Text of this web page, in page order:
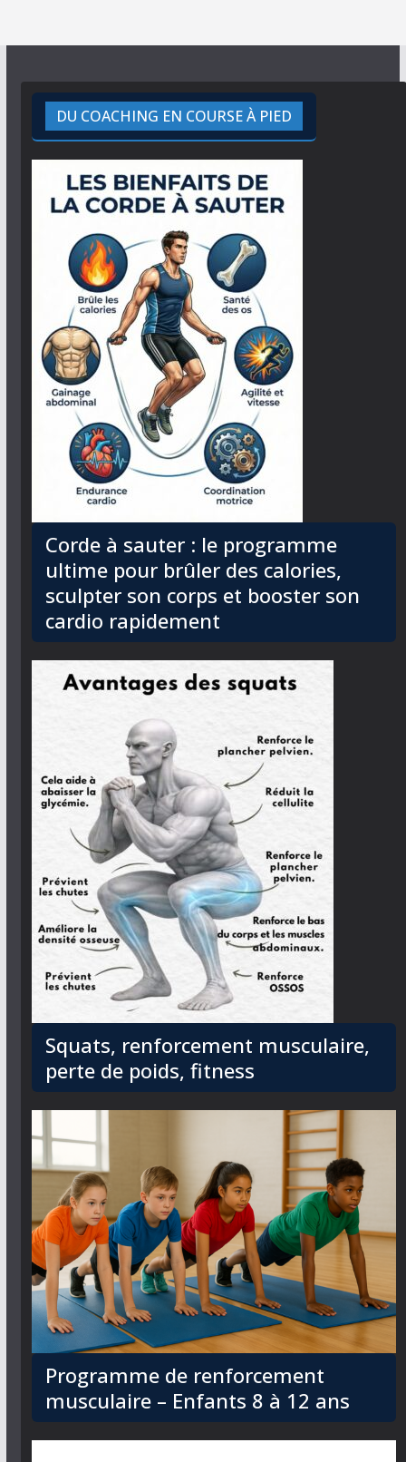
DU COACHING EN COURSE À PIED
Corde à sauter : le programme
ultime pour brûler des calories,
sculpter son corps et booster son
cardio rapidement
Squats, renforcement musculaire,
perte de poids, fitness
Programme de renforcement
musculaire – Enfants 8 à 12 ans